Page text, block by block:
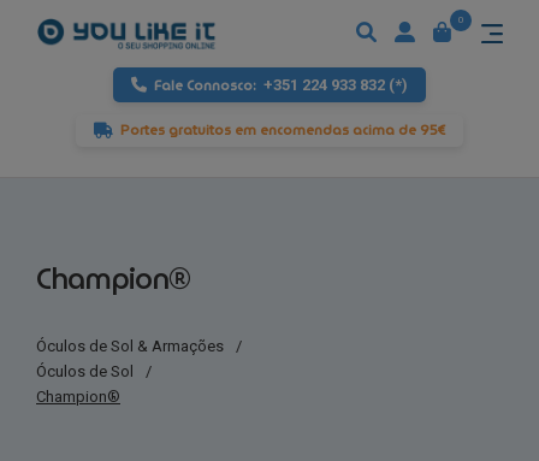
Fale Connosco: +351 224 933 832 (*)
Portes gratuitos em encomendas acima de 95€
0
Champion®
Óculos de Sol & Armações
/
Óculos de Sol
/
Champion®